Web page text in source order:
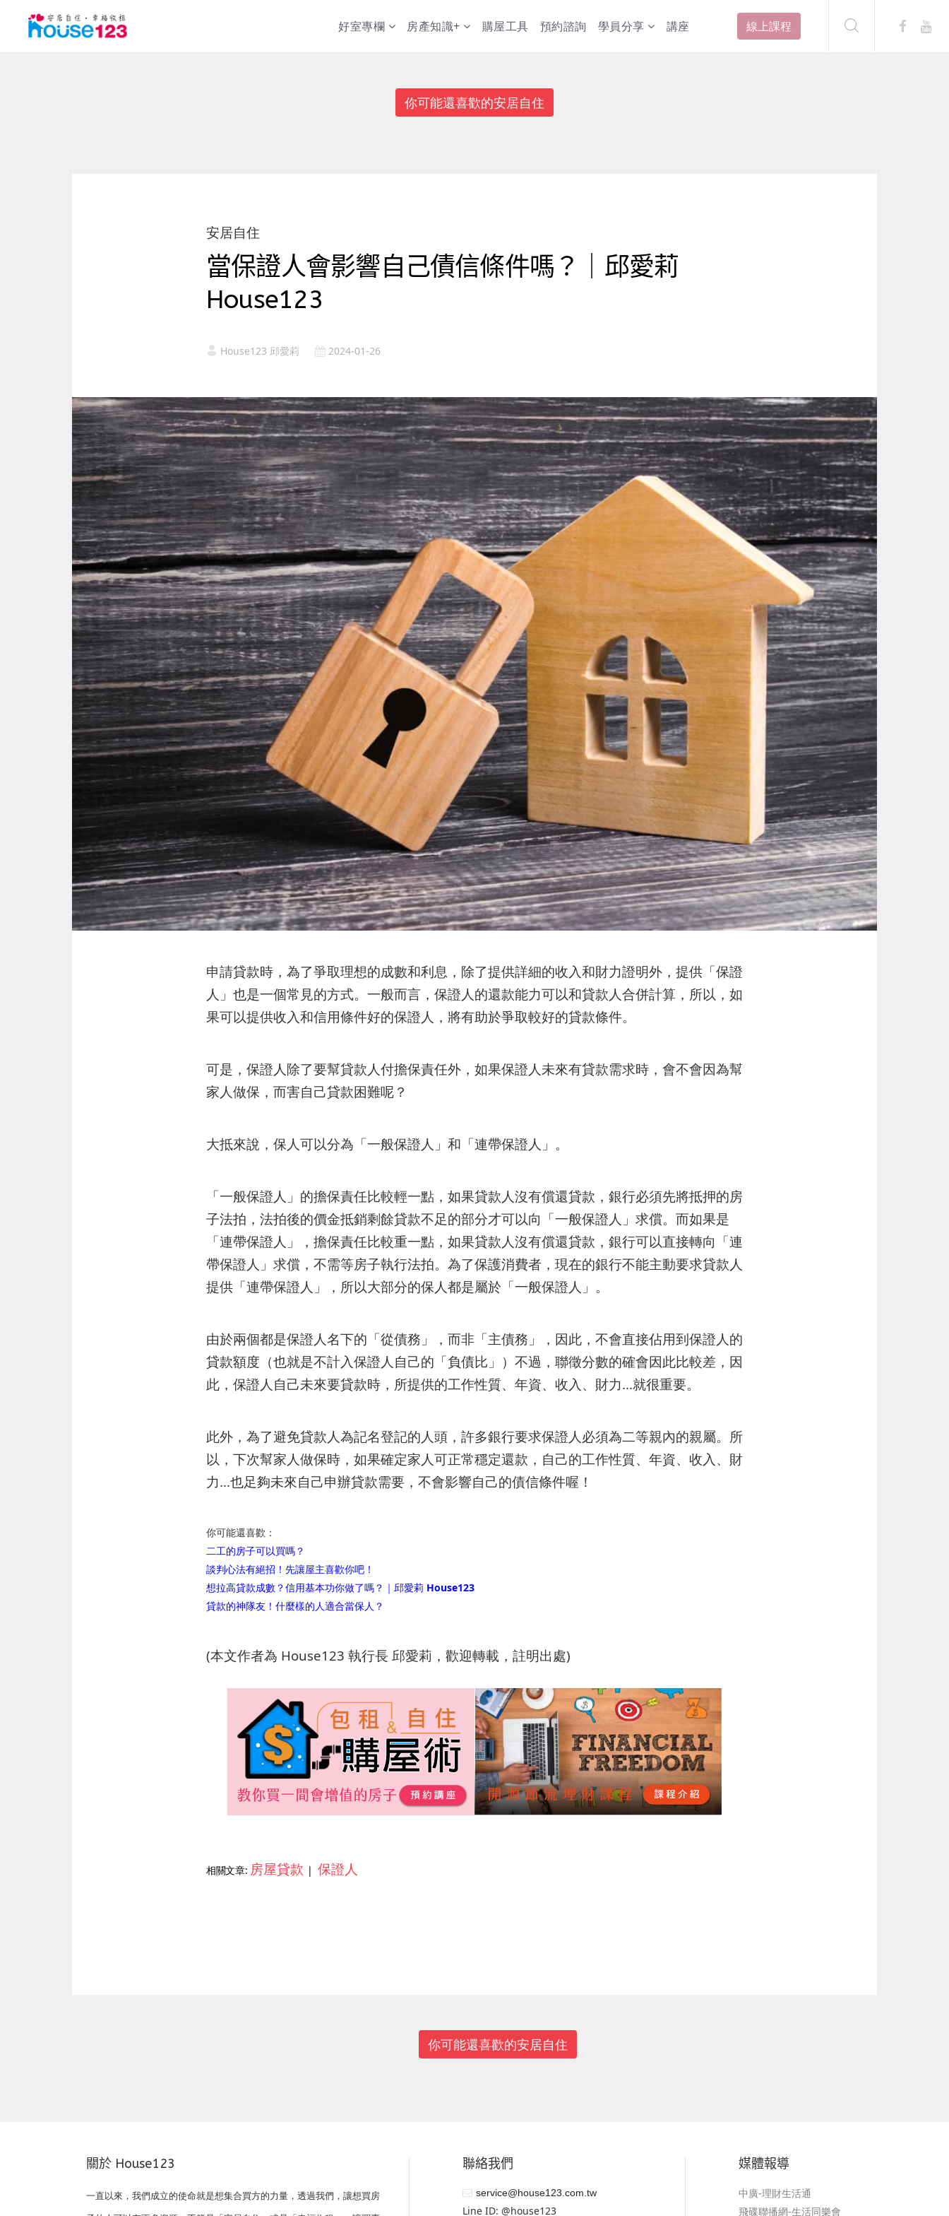
好室專欄 房產知識+ 購屋工具 預約諮詢 學員分享 講座 線上課程
你可能還喜歡的安居自住
安居自住
當保證人會影響自己債信條件嗎？｜邱愛莉
House123
House123 邱愛莉 2024-01-26
申請貸款時，為了爭取理想的成數和利息，除了提供詳細的收入和財力證明外，提供「保證
人」也是一個常見的方式。一般而言，保證人的還款能力可以和貸款人合併計算，所以，如
果可以提供收入和信用條件好的保證人，將有助於爭取較好的貸款條件。
可是，保證人除了要幫貸款人付擔保責任外，如果保證人未來有貸款需求時，會不會因為幫
家人做保，而害自己貸款困難呢？
大抵來說，保人可以分為「一般保證人」和「連帶保證人」。
「一般保證人」的擔保責任比較輕一點，如果貸款人沒有償還貸款，銀行必須先將抵押的房
子法拍，法拍後的價金抵銷剩餘貸款不足的部分才可以向「一般保證人」求償。而如果是
「連帶保證人」，擔保責任比較重一點，如果貸款人沒有償還貸款，銀行可以直接轉向「連
帶保證人」求償，不需等房子執行法拍。為了保護消費者，現在的銀行不能主動要求貸款人
提供「連帶保證人」，所以大部分的保人都是屬於「一般保證人」。
由於兩個都是保證人名下的「從債務」，而非「主債務」，因此，不會直接佔用到保證人的
貸款額度（也就是不計入保證人自己的「負債比」）不過，聯徵分數的確會因此比較差，因
此，保證人自己未來要貸款時，所提供的工作性質、年資、收入、財力...就很重要。
此外，為了避免貸款人為記名登記的人頭，許多銀行要求保證人必須為二等親內的親屬。所
以，下次幫家人做保時，如果確定家人可正常穩定還款，自己的工作性質、年資、收入、財
力...也足夠未來自己申辦貸款需要，不會影響自己的債信條件喔！
你可能還喜歡：
二工的房子可以買嗎？
談判心法有絕招！先讓屋主喜歡你吧！
想拉高貸款成數？信用基本功你做了嗎？｜邱愛莉 House123
貸款的神隊友！什麼樣的人適合當保人？
(本文作者為 House123 執行長 邱愛莉，歡迎轉載，註明出處)
相關文章: 房屋貸款 | 保證人
你可能還喜歡的安居自住
關於 House123
一直以來，我們成立的使命就是想集合買方的力量，透過我們，讓想買房
聯絡我們
service@house123.com.tw
Line ID: @house123
媒體報導
中廣-理財生活通
飛碟聯播網-生活同樂會